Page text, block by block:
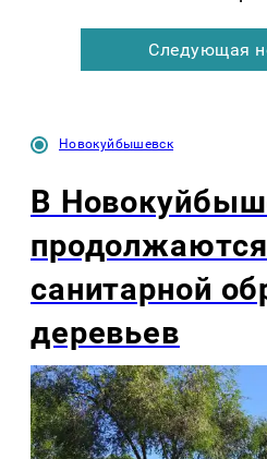
Следующая
Новокуйбышевск
В
санитарной
деревьев